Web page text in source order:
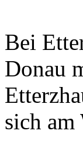
Bei
Donau
sich am